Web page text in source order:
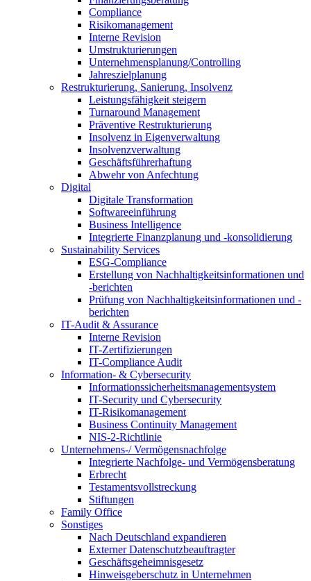
Compliance
Risikomanagement
Interne Revision
Umstrukturierungen
Unternehmensplanung/Controlling
Jahreszielplanung
Restrukturierung, Sanierung, Insolvenz
Leistungsfähigkeit steigern
Turnaround Management
Präventive Restrukturierung
Insolvenz in Eigenverwaltung
Insolvenzverwaltung
Geschäftsführerhaftung
Abwehr von Anfechtung
Digital
Digitale Transformation
Softwareeinführung
Business Intelligence
Integrierte Finanzplanung und -konsolidierung
Sustainability Services
ESG-Compliance
Erstellung von Nachhaltigkeitsinformationen und
-berichten
Prüfung von Nachhaltigkeitsinformationen und -
berichten
IT-Audit & Assurance
Interne Revision
IT-Zertifizierungen
IT-Compliance Audit
Information- & Cybersecurity
Informationssicherheitsmanagementsystem
IT-Security und Cybersecurity
IT-Risikomanagement
Business Continuity Management
NIS-2-Richtlinie
Unternehmens-/Vermögensnachfolge
Integrierte Nachfolge- und Vermögensberatung
Erbrecht
Testamentsvollstreckung
Stiftungen
Family Office
Sonstiges
Nach Deutschland expandieren
Externer Datenschutzbeauftragter
Geschäftsgeheimnisgesetz
Hinweisgeberschutz in Unternehmen